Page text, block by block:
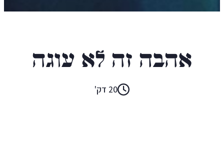
אהבה זה לא עוגה
20 דק'